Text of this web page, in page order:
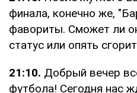
финала, конечно же,
фавориты. Сможет ли
статус или опять
21:10. Добрый вечер
футбола! Сегодня нас